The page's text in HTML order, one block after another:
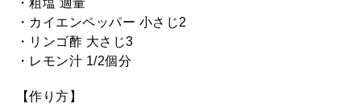
・カイエンペッパー 小さじ2
・リンゴ酢 大さじ3
・レモン汁 1/2個分
【作り方】